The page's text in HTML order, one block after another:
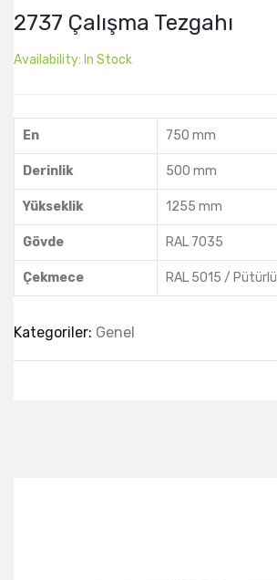
2737 Çalışma Tezgahı
Availability: In Stock
En 750 mm
Derinlik 500 mm
Yükseklik 1255 mm
Gövde RAL 7035
Çekmece RAL 5015 / Pütürlü
Kategoriler: Genel